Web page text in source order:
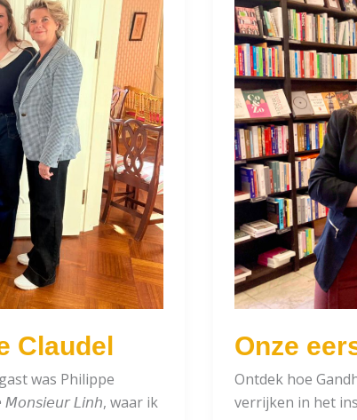
Claudel
was Philippe
𝘔𝘰𝘯𝘴𝘪𝘦𝘶𝘳 𝘓𝘪𝘯𝘩, waar ik
Onze
Ontdek hoe
verrijken in het